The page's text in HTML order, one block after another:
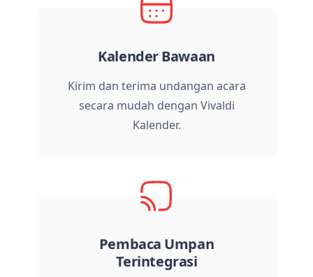
Kalender Bawaan
Kirim dan terima undangan acara
secara mudah dengan Vivaldi
Kalender.
Pembaca Umpan
Terintegrasi